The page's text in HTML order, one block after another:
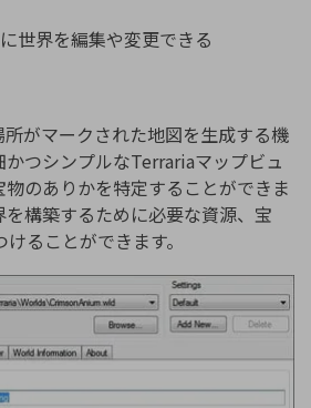
世界を編集や変更できる
がマークされた地図を生成する機
つシンプルなTerrariaマップビュ
のありかを特定することができま
構築するために必要な資源、宝
ることができます。